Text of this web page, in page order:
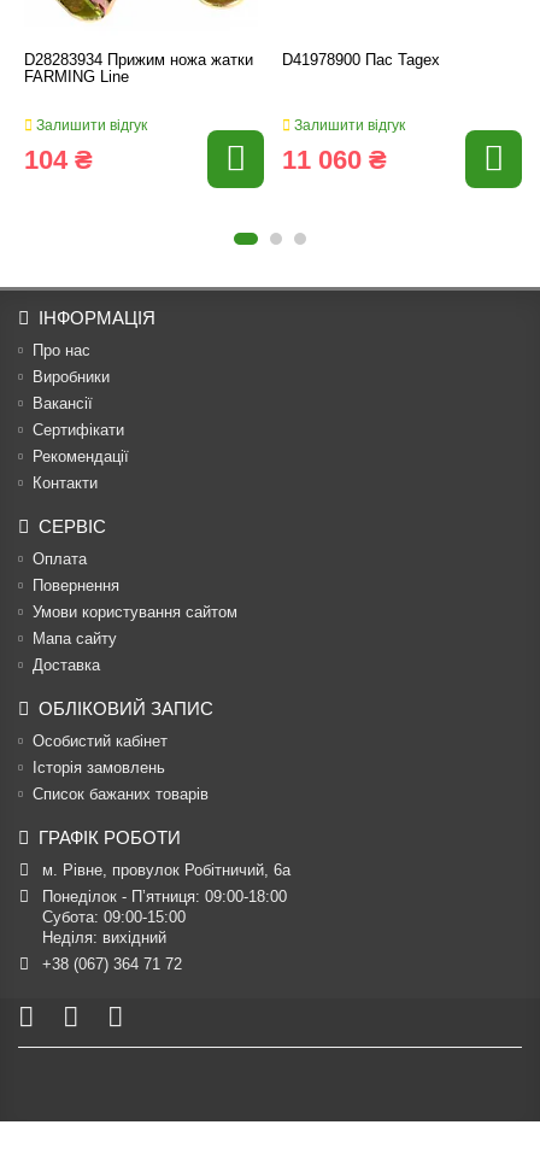
D28283934 Прижим ножа жатки
FARMING Line
Залишити відгук
104 ₴
D41978900 Пас Tagex
Залишити відгук
11 060 ₴
ІНФОРМАЦІЯ
Про нас
Виробники
Вакансії
Сертифікати
Рекомендації
Контакти
СЕРВІС
Оплата
Повернення
Умови користування сайтом
Мапа сайту
Доставка
ОБЛІКОВИЙ ЗАПИС
Особистий кабінет
Історія замовлень
Список бажаних товарів
ГРАФІК РОБОТИ
м. Рівне, провулок Робітничий, 6а
Понеділок - П’ятниця: 09:00-18:00
Субота: 09:00-15:00
Неділя: вихідний
+38 (067) 364 71 72